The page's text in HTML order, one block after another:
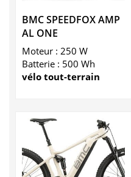
BMC SPEEDFOX AMP
AL ONE
Moteur : 250 W
Batterie : 500 Wh
vélo tout-terrain